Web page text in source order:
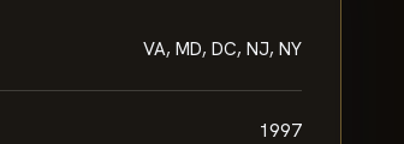
VA, MD, DC, NJ, NY
1997